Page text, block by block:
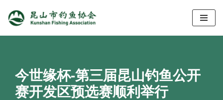
跳
今世缘杯-第三届昆山钓鱼公开
赛开发区预选赛顺利举行